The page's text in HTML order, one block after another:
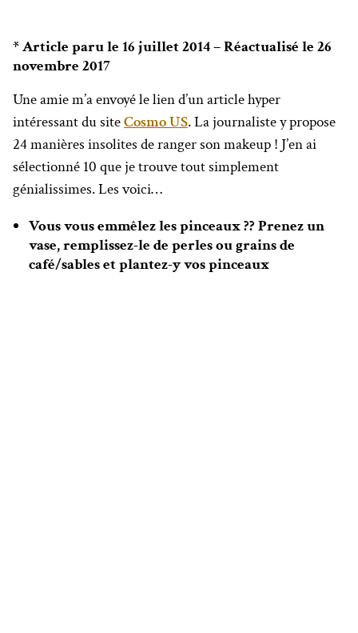
* Article paru le 16 juillet 2014 – Réactualisé le 26
novembre 2017
Une amie m’a envoyé le lien d’un article hyper
intéressant du siteCosmo US. La journaliste y propose
24 manières insolites de ranger son makeup ! J’en ai
sélectionné 10 que je trouve tout simplement
génialissimes. Les voici…
Vous vous emmêlez les pinceaux ?? Prenez un
vase, remplissez-le de perles ou grains de
café/sables et plantez-y vos pinceaux